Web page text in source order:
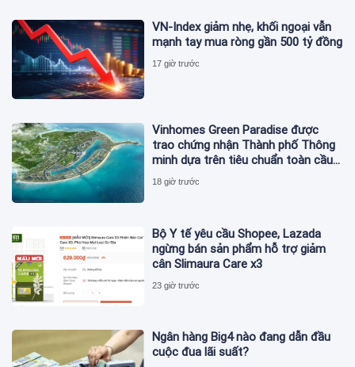
VN-Index giảm nhẹ, khối ngoại vẫn
mạnh tay mua ròng gần 500 tỷ đồng
17 giờ trước
Vinhomes Green Paradise được
trao chứng nhận Thành phố Thông
minh dựa trên tiêu chuẩn toàn cầu
ISO 37122
18 giờ trước
Bộ Y tế yêu cầu Shopee, Lazada
ngừng bán sản phẩm hỗ trợ giảm
cân Slimaura Care x3
23 giờ trước
Ngân hàng Big4 nào đang dẫn đầu
cuộc đua lãi suất?